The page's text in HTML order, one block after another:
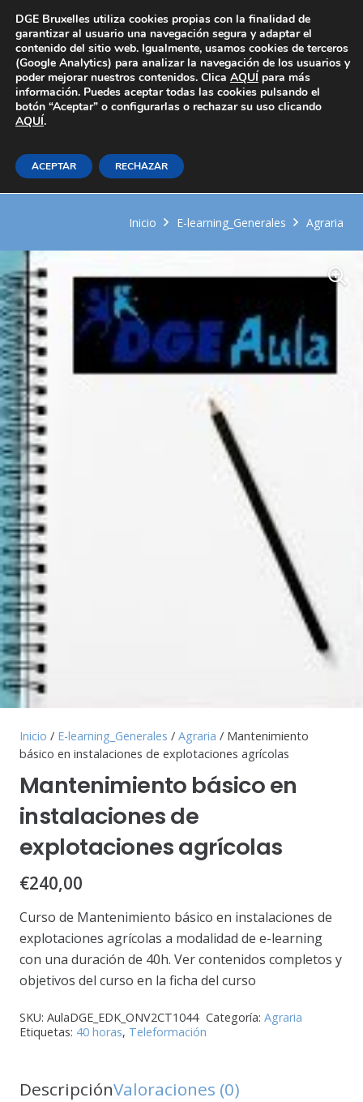
Área Privada
Mantenimiento básico en
instalaciones de explotaciones
agrícolas
Inicio E-learning_Generales Agraria
Inicio / E-learning_Generales / Agraria / Mantenimiento
básico en instalaciones de explotaciones agrícolas
Mantenimiento básico en
instalaciones de
explotaciones agrícolas
€240,00
Curso de Mantenimiento básico en instalaciones de
explotaciones agrícolas a modalidad de e-learning
con una duración de 40h. Ver contenidos completos y
objetivos del curso en la ficha del curso
SKU: AulaDGE_EDK_ONV2CT1044 Categoría: Agraria
Etiquetas: 40 horas, Teleformación
DescripciónValoraciones (0)
DGE Bruxelles utiliza cookies propias con la finalidad de
garantizar al usuario una navegación segura y adaptar el
contenido del sitio web. Igualmente, usamos cookies de terceros
(Google Analytics) para analizar la navegación de los usuarios y
poder mejorar nuestros contenidos. Clica AQUÍ para más
información. Puedes aceptar todas las cookies pulsando el
botón “Aceptar” o configurarlas o rechazar su uso clicando
AQUÍ.
ACEPTAR RECHAZAR